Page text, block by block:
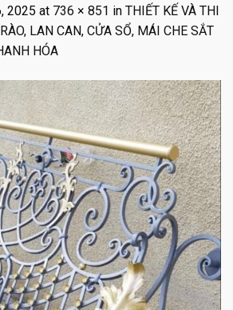
2025 at 736 × 851 in THIẾT KẾ VÀ THI
LAN CAN, CỬA SỔ, MÁI CHE SẮT
HÓA